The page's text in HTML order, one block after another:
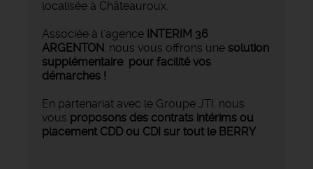
localisée à Châteauroux.
Associée à l'agence INTERIM 36
ARGENTON, nous vous offrons une solution
supplémentaire pour facilité vos
démarches !
En partenariat avec le Groupe JTI, nous
vous proposons des contrats intérims ou
placement CDD ou CDI sur tout le BERRY